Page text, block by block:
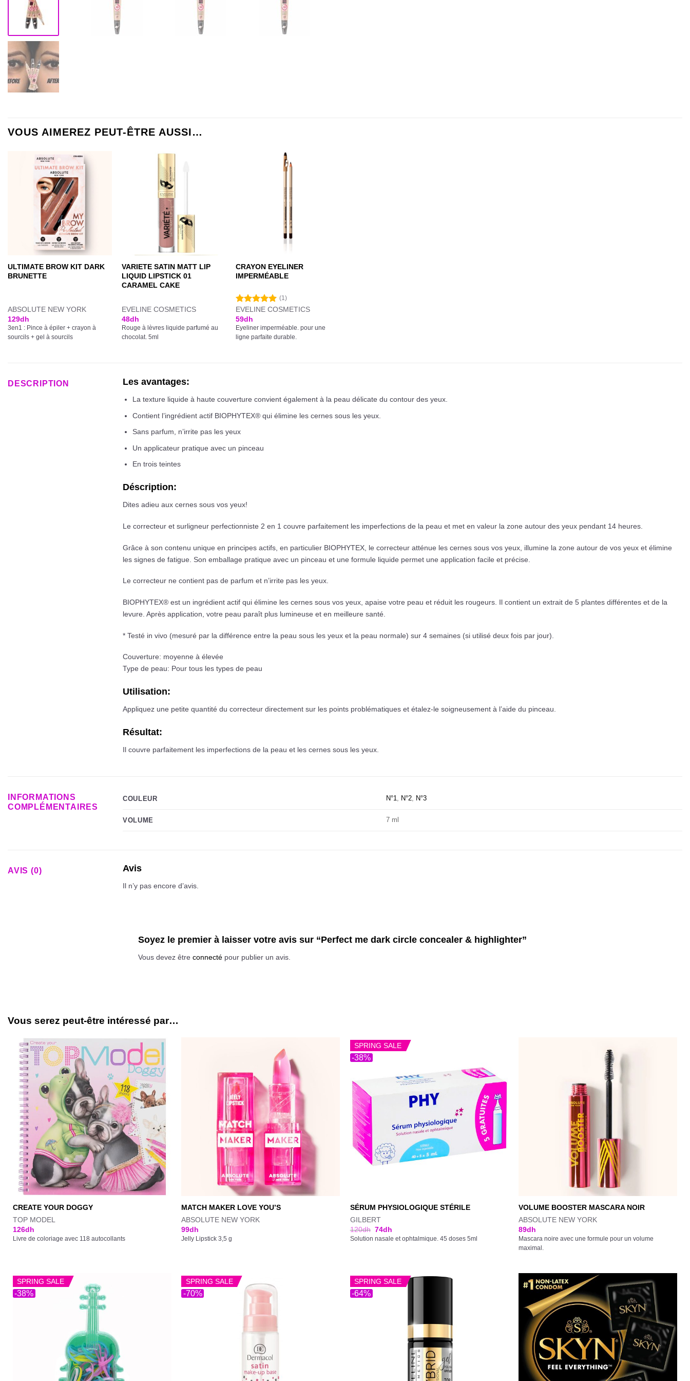
VOUS AIMEREZ PEUT-ÊTRE AUSSI…
ULTIMATE BROW KIT DARK
BRUNETTE
ABSOLUTE NEW YORK
129dh
3en1 : Pince à épiler + crayon à
sourcils + gel à sourcils
VARIETE SATIN MATT LIP
LIQUID LIPSTICK 01
CARAMEL CAKE
EVELINE COSMETICS
48dh
Rouge à lèvres liquide parfumé au
chocolat. 5ml
CRAYON EYELINER
IMPERMÉABLE
Note5.00
sur 5
(1)
EVELINE COSMETICS
59dh
Eyeliner imperméable. pour une
ligne parfaite durable.
DESCRIPTION Les avantages:
La texture liquide à haute couverture convient également à la peau délicate du contour des yeux.
Contient l’ingrédient actif BIOPHYTEX® qui élimine les cernes sous les yeux.
Sans parfum, n’irrite pas les yeux
Un applicateur pratique avec un pinceau
En trois teintes
Déscription:
Dites adieu aux cernes sous vos yeux!
Le correcteur et surligneur perfectionniste 2 en 1 couvre parfaitement les imperfections de la peau et met en valeur la zone autour des yeux pendant 14 heures.
Grâce à son contenu unique en principes actifs, en particulier BIOPHYTEX, le correcteur atténue les cernes sous vos yeux, illumine la zone autour de vos yeux et élimine
les signes de fatigue. Son emballage pratique avec un pinceau et une formule liquide permet une application facile et précise.
Le correcteur ne contient pas de parfum et n’irrite pas les yeux.
BIOPHYTEX® est un ingrédient actif qui élimine les cernes sous vos yeux, apaise votre peau et réduit les rougeurs. Il contient un extrait de 5 plantes différentes et de la
levure. Après application, votre peau paraît plus lumineuse et en meilleure santé.
* Testé in vivo (mesuré par la différence entre la peau sous les yeux et la peau normale) sur 4 semaines (si utilisé deux fois par jour).
Couverture: moyenne à élevée
Type de peau: Pour tous les types de peau
Utilisation:
Appliquez une petite quantité du correcteur directement sur les points problématiques et étalez-le soigneusement à l’aide du pinceau.
Résultat:
Il couvre parfaitement les imperfections de la peau et les cernes sous les yeux.
INFORMATIONS
COMPLÉMENTAIRES
COULEUR N°1, N°2, N°3
VOLUME 7 ml
AVIS (0) Avis
Il n’y pas encore d’avis.
Soyez le premier à laisser votre avis sur “Perfect me dark circle concealer & highlighter”
Vous devez être connecté pour publier un avis.
Vous serez peut-être intéressé par…
CREATE YOUR DOGGY
TOP MODEL
126dh
Livre de coloriage avec 118 autocollants
MATCH MAKER LOVE YOU’S
ABSOLUTE NEW YORK
99dh
Jelly Lipstick 3,5 g
-38%
SPRING SALE
SÉRUM PHYSIOLOGIQUE STÉRILE
GILBERT
120dh 74dh
Solution nasale et ophtalmique. 45 doses 5ml
VOLUME BOOSTER MASCARA NOIR
ABSOLUTE NEW YORK
89dh
Mascara noire avec une formule pour un volume
maximal.
-38%
SPRING SALE
-70%
SPRING SALE
-64%
SPRING SALE